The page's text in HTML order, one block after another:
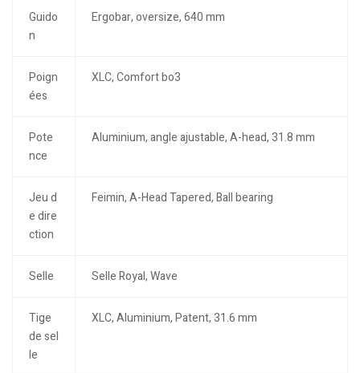
Guido
n
Ergobar, oversize, 640 mm
Poign
ées
XLC, Comfort bo3
Pote
nce
Aluminium, angle ajustable, A-head, 31.8 mm
Jeu d
e dire
ction
Feimin, A-Head Tapered, Ball bearing
Selle Selle Royal, Wave
Tige
de sel
le
XLC, Aluminium, Patent, 31.6 mm